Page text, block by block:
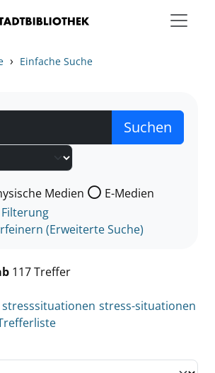
› Einfache Suche
Medienart nach der Sie suchen wollen.
Medien
E-Medien
(Erweiterte Suche)
117 Treffer
stresssituationen stress-situationen